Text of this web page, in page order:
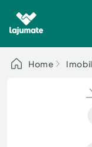
Alege
Auto, moto si
Auto,
Home